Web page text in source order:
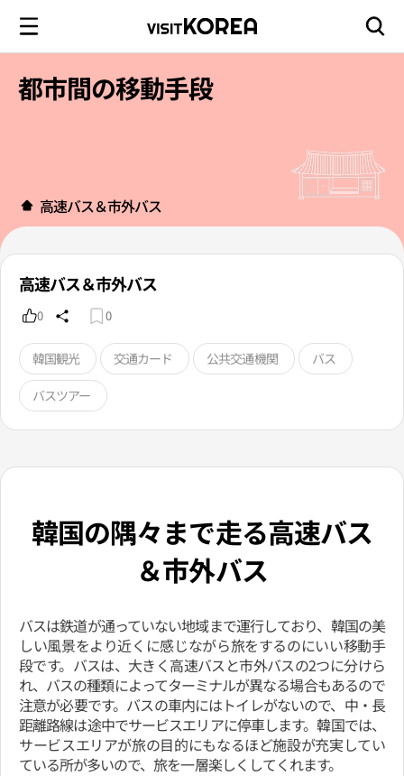
都市間の移動手段
高速バス＆市外バス
高速バス＆市外バス
0 0
韓国観光 交通カード 公共交通機関 バス
バスツアー
韓国の隅々まで走る高速バス
＆市外バス
バスは鉄道が通っていない地域まで運行しており、韓国の美
しい風景をより近くに感じながら旅をするのにいい移動手
段です。バスは、大きく高速バスと市外バスの2つに分けら
れ、バスの種類によってターミナルが異なる場合もあるので
注意が必要です。バスの車内にはトイレがないので、中・長
距離路線は途中でサービスエリアに停車します。韓国では、
サービスエリアが旅の目的にもなるほど施設が充実してい
ている所が多いので、旅を一層楽しくしてくれます。